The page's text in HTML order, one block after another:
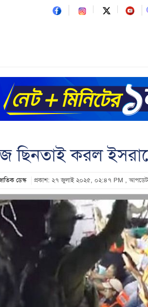
ছিনতাই করল
ডেস্ক প্রকাশ: ২৭ জুলাই ২০২৫, ০২:৪৭ PM ,